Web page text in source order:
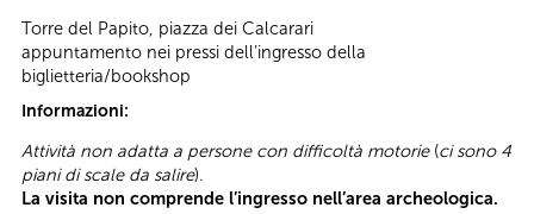
Torre del Papito, piazza dei Calcarari
appuntamento nei pressi dell’ingresso della
biglietteria/bookshop
Informazioni:
Attività non adatta a persone con difficoltà motorie(ci sono 4
piani di scale da salire).
La visita non comprende l’ingresso nell’area archeologica.